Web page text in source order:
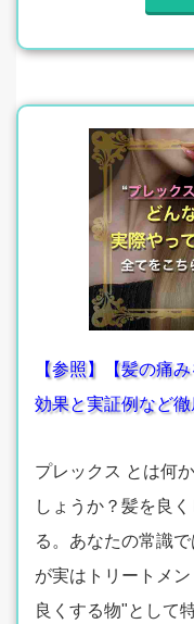
【参照】【髪の痛
効果と実証例など
プレックス とは何
しょうか？髪を良
る。あなたの常識
が実はトリートメ
良くする物"として